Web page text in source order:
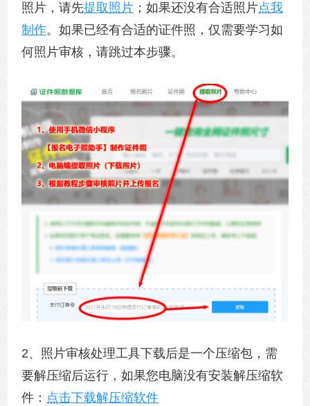
照片，请先提取照片 ；如果还没有合适照片点我
制作。如果已经有合适的证件照，仅需要学习如
何照片审核，请跳过本步骤。
2、照片审核处理工具下载后是一个压缩包，需
要解压缩后运行，如果您电脑没有安装解压缩软
件： 点击下载解压缩软件